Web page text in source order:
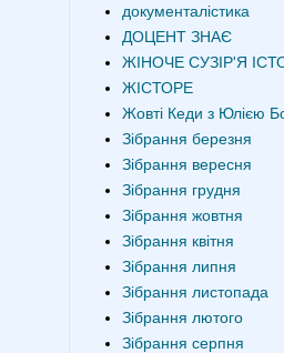
документалістика
ДОЦЕНТ ЗНАЄ
ЖІНОЧЕ СУЗІР'Я
ЖІСТОРЕ
Жовті Кеди з Юлією
Зібрання березня
Зібрання вересня
Зібрання грудня
Зібрання жовтня
Зібрання квітня
Зібрання липня
Зібрання листопада
Зібрання лютого
Зібрання серпня